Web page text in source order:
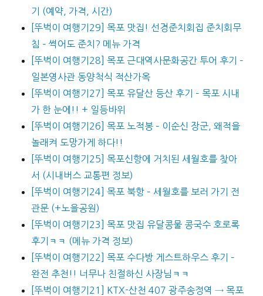
기 (예약, 가격, 시간)
[뚜벅이 여행기29] 목포 맛집! 선경준치회집 준치회무
침 – 썩어도 준치? 메뉴 가격
[뚜벅이 여행기28] 목포 근대역사문화공간 투어 후기 –
일본영사관 동양척식 적산가옥
[뚜벅이 여행기27] 목포 유달산 등산 후기 – 목포 시내
가 한 눈에!! + 일등바위
[뚜벅이 여행기26] 목포 노적봉 – 이순신 장군, 왜적을
놀래켜 도망가게 하다!!
[뚜벅이 여행기25] 목포신항에 거치된 세월호를 찾아
서 (시내버스 교통편 정보)
[뚜벅이 여행기24] 목포 북항 – 세월호를 보러 가기 전
관문 (+노을공원)
[뚜벅이 여행기23] 목포 맛집 유달콩물 콩국수 호로록
후기ㅋㅋ (메뉴 가격 정보)
[뚜벅이 여행기22] 목포 수다방 게스트하우스 후기 –
완전 추천!! 너무나 친절하신 사장님ㅋㅋ
[뚜벅이 여행기21] KTX-산천 407 광주송정역 → 목포